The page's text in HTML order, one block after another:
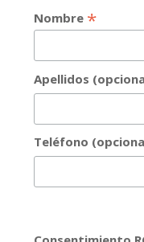
Nombre *
Apellidos
Teléfono